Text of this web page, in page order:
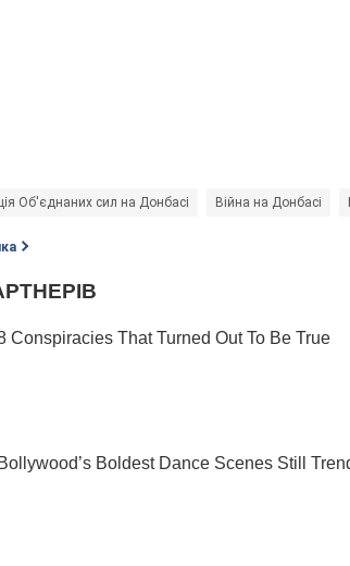
Об'єднаних сил на Донбасі Війна на Донбасі